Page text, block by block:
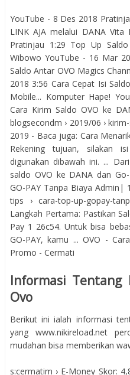
YouTube - 8 Des 2018
LINK AJA melalui DANA
Pratinjau 1:29 Top Up
Wibowo YouTube - 16 Mar
Saldo Antar OVO Magics
2018 3:56 Cara Cepat Isi
Mobile... Komputer Hape!
Cara Kirim Saldo OVO ke
blogsecondm › 2019/06 ›
2019 - Baca juga: Cara
Rekening tujuan, silakan
digunakan dibawah ini. ...
saldo OVO ke DANA dan
GO-PAY Tanpa Biaya Admin|
tips › cara-top-up-gopay-
Langkah Pertama: Pastikan
Pay 1 26c54. Untuk bisa
GO-PAY, kamu ... OVO -
Promo - Cermati
Informasi Tentang
Ovo
Berikut ini ialah informasi
yang www.nikireload.net
mudahan bisa memberikan
s:cermatim › E-Money Skor: